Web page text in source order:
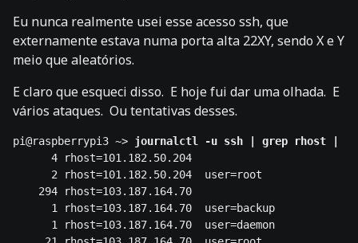
Eu nunca realmente usei esse acesso ssh, que
externamente estava numa porta alta 22XY, sendo X e Y
meio que aleatórios.
E claro que esqueci disso. E hoje fui dar uma olhada. E
vários ataques. Ou tentativas desses.
pi@raspberrypi3 ~> journalctl -u ssh | grep rhost |